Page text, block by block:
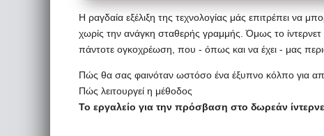
Η ραγδαία εξέλιξη της τεχνολογίας μάς επιτρέπει να
χωρίς την ανάγκη σταθερής γραμμής. Όμως το ίντερνετ
πάντοτε ογκοχρέωση, που - όπως και να έχει - μας
Πώς θα σας φαινόταν ωστόσο ένα έξυπνο κόλπο για
Πώς λειτουργεί η μέθοδος
Το εργαλείο για την πρόσβαση στο δωρεάν